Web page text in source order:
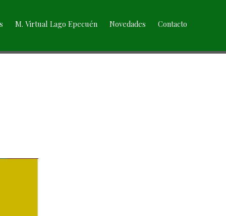
M. Virtual Lago Epecuén Novedades Contacto